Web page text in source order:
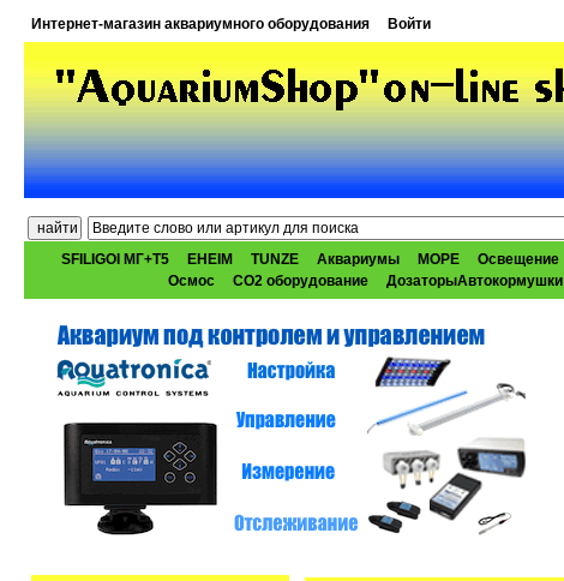
Интернет-магазин аквариумного оборудования Войти
SFILIGOI МГ+Т5 EHEIM TUNZE Аквариумы МОРЕ Освещение
Осмос
CO2 оборудование ДозаторыАвтокормушки